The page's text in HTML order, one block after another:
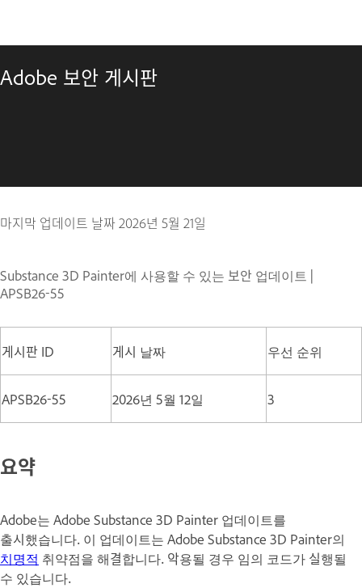
Adobe 보안 게시판
마지막 업데이트 날짜2026년 5월 21일
Substance 3D Painter에 사용할 수 있는 보안 업데이트 |
APSB26-55
게시판 ID 게시 날짜 우선 순위
APSB26-55 2026년 5월 12일 3
요약
Adobe는 Adobe Substance 3D Painter 업데이트를
출시했습니다. 이 업데이트는 Adobe Substance 3D Painter의
치명적 취약점을 해결합니다. 악용될 경우 임의 코드가 실행될
수 있습니다.